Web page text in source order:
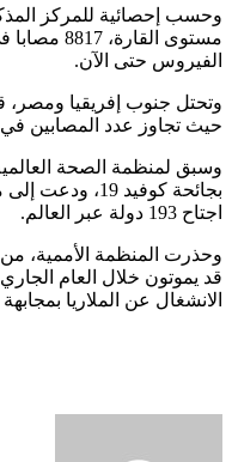
وحسب إحصائية للمركز
الفيروس حتى الآن.
وتحتل جنوب إفريقيا ومصر،
حيث تجاوز عدد المصابين في كل
وسبق لمنظمة الصحة
بجائحة كوفيد
اجتاح 193 دولة عبر العالم.
قد يموتون خلال العام
الانشغال عن الملاريا